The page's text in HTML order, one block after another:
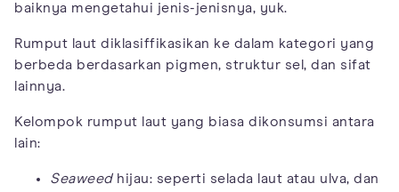
baiknya mengetahui jenis-jenisnya, yuk.
Rumput laut diklasiffikasikan ke dalam kategori yang
berbeda berdasarkan pigmen, struktur sel, dan sifat
lainnya.
Kelompok rumput laut yang biasa dikonsumsi antara
lain:
Seaweedhijau: seperti selada laut atau ulva, dan